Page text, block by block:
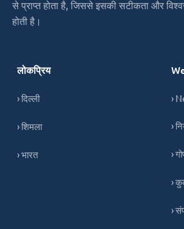
से प्राप्त होता है, जिससे इसकी सटीकता और
होती है।
लोकप्रिय
› दिल्ली
› शिमला
› भारत
›
›
›
›
›